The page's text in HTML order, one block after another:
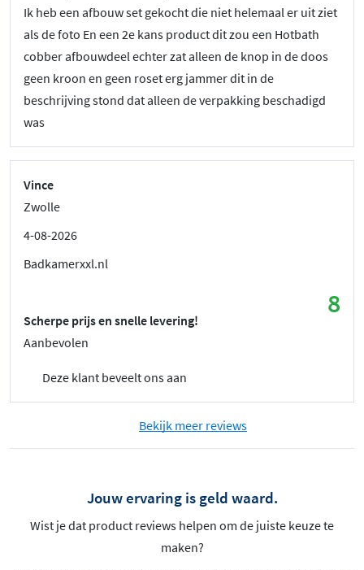
Ik heb een afbouw set gekocht die niet helemaal er uit ziet
als de foto En een 2e kans product dit zou een Hotbath
cobber afbouwdeel echter zat alleen de knop in de doos
geen kroon en geen roset erg jammer dit in de
beschrijving stond dat alleen de verpakking beschadigd
was
Vince
Zwolle
4-08-2026
Badkamerxxl.nl
8
Scherpe prijs en snelle levering!
Aanbevolen
Deze klant beveelt ons aan
Bekijk meer reviews
Jouw ervaring is geld waard.
Wist je dat product reviews helpen om de juiste keuze te
maken?